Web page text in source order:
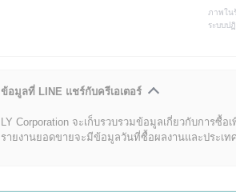
ภาพใน
ระบบป
ข้อมูลที่ LINE แชร์กับครีเอเตอร์
LY Corporation จะเก็บรวบรวมข้อมูลเกี่ยวกับการซื้
รายงานยอดขายจะมีข้อมูลวันที่ซื้อผลงานและประเ